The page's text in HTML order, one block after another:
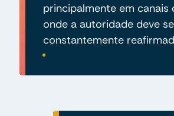
principalmente em canais
onde a autoridade deve
constantemente